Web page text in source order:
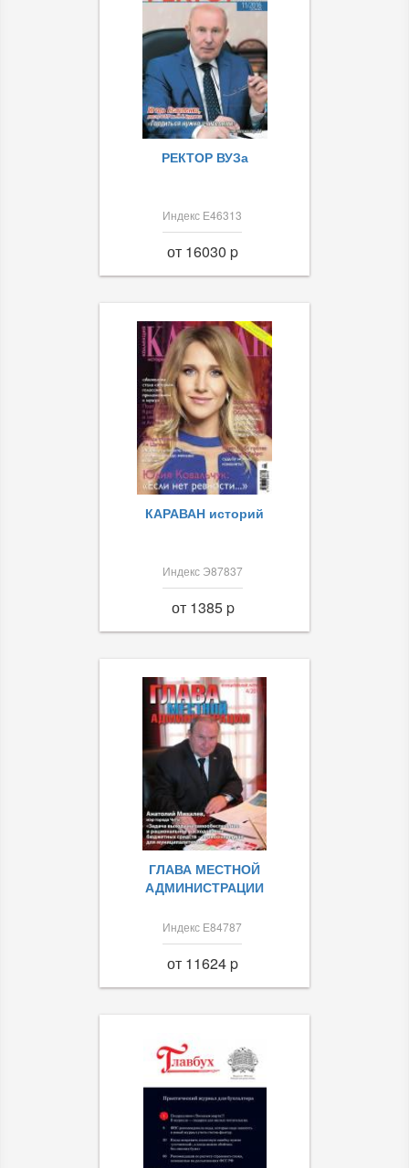
РЕКТОР ВУЗа
Индекс Е46313
от 16030 p
КАРАВАН историй
Индекс Э87837
от 1385 p
ГЛАВА МЕСТНОЙ
АДМИНИСТРАЦИИ
Индекс Е84787
от 11624 p